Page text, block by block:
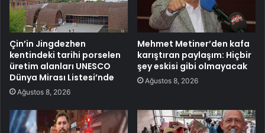
Çin’in Jingdezhen
kentindeki tarihi porselen
üretim alanları UNESCO
Dünya Mirası Listesi’nde
Ağustos 8, 2026
Mehmet Metiner’den kafa
karıştıran paylaşım: Hiçbir
şey eskisi gibi olmayacak
Ağustos 8, 2026